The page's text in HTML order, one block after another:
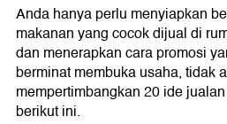
Anda hanya perlu menyiapkan
makanan yang cocok dijual di
dan menerapkan cara promosi
berminat membuka usaha, tidak
mempertimbangkan 20 ide
berikut ini.